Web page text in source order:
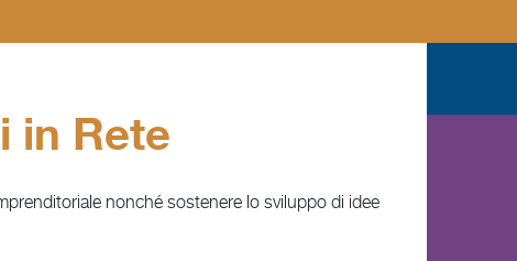
in Rete
nonché sostenere lo sviluppo di idee